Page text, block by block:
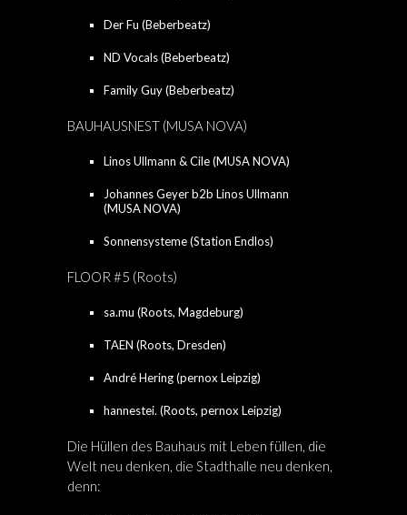
Der Fu (Beberbeatz)
ND Vocals (Beberbeatz)
Family Guy (Beberbeatz)
BAUHAUSNEST (MUSA NOVA)
Linos Ullmann & Cile (MUSA NOVA)
Johannes Geyer b2b Linos Ullmann
(MUSA NOVA)
Sonnensysteme (Station Endlos)
FLOOR #5 (Roots)
sa.mu (Roots, Magdeburg)
TAEN (Roots, Dresden)
André Hering (pernox Leipzig)
hannestei. (Roots, pernox Leipzig)
Die Hüllen des Bauhaus mit Leben füllen, die
Welt neu denken, die Stadthalle neu denken,
denn: